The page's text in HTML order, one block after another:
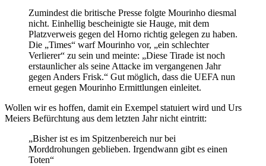
Zumindest die britische Presse folgte Mourinho diesmal
nicht. Einhellig bescheinigte sie Hauge, mit dem
Platzverweis gegen del Horno richtig gelegen zu haben.
Die „Times“ warf Mourinho vor, „ein schlechter
Verlierer“ zu sein und meinte: „Diese Tirade ist noch
erstaunlicher als seine Attacke im vergangenen Jahr
gegen Anders Frisk.“ Gut möglich, dass die UEFA nun
erneut gegen Mourinho Ermittlungen einleitet.
Wollen wir es hoffen, damit ein Exempel statuiert wird und Urs
Meiers Befürchtung aus dem letzten Jahr nicht eintritt:
„Bisher ist es im Spitzenbereich nur bei
Morddrohungen geblieben. Irgendwann gibt es einen
Toten“